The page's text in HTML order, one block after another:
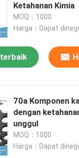
Ketahanan Kimia
MOQ：1000
Harga：Dapat
70a Komponen
dengan
unggul
MOQ：1000
Harga：Dapat